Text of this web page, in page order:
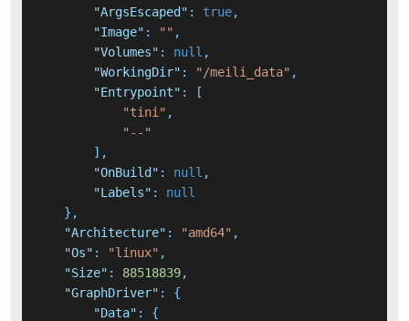
"ArgsEscaped" : true,
"Image" : "" ,
"Volumes" : null ,
"WorkingDir" : "/meili_data" ,
"Entrypoint" :
[
"tini" ,
"--"
] ,
"OnBuild" : null ,
"Labels" :
null
} ,
"Architecture" : "amd64" ,
"Os" : "linux" ,
"Size" : 88518839,
"GraphDriver" :
{
"Data" :
{